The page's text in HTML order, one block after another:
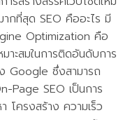
กที่สุด SEO คืออะไร มี
Optimization คือ
าะสมในการติดอันดับการ
Google ซึ่งสามารถ
Page SEO เป็นการ
โครงสร้าง ความเร็ว